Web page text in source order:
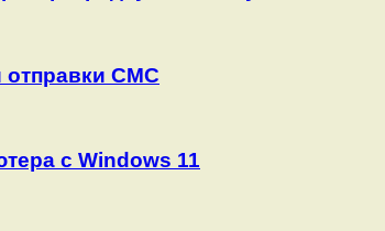
отправки СМС
с Windows 11